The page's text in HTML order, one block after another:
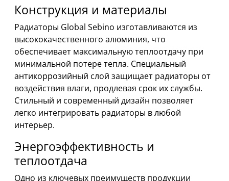
Конструкция и материалы
Радиаторы Global Sebino изготавливаются из
высококачественного алюминия, что
обеспечивает максимальную теплоотдачу при
минимальной потере тепла. Специальный
антикоррозийный слой защищает радиаторы от
воздействия влаги, продлевая срок их службы.
Стильный и современный дизайн позволяет
легко интегрировать радиаторы в любой
интерьер.
Энергоэффективность и
теплоотдача
Одно из ключевых преимуществ продукции